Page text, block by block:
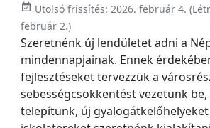
event_available Utolsó frissítés: 2026. február 4.
február 2.)
Szeretnénk új lendületet adni a
mindennapjainak. Ennek
fejlesztéseket tervezzük a
sebességcsökkentést vezetünk
telepítünk, új